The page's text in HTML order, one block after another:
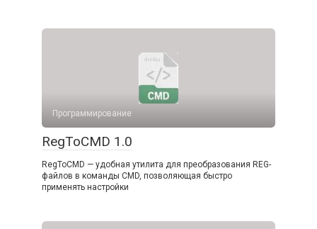
Программирование
RegToCMD 1.0
RegToCMD — удобная утилита для преобразования REG-
файлов в команды CMD, позволяющая быстро
применять настройки